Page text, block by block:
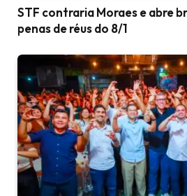
STF contraria Moraes e abre
penas de réus do 8/1